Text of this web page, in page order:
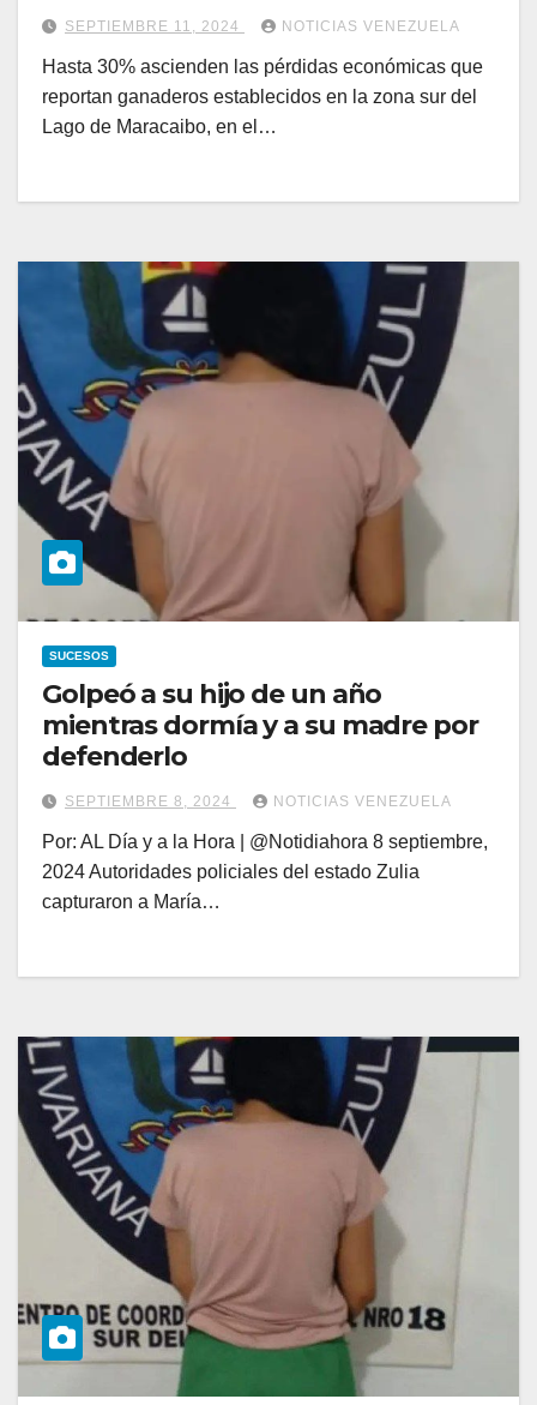
SEPTIEMBRE 11, 2024 NOTICIAS VENEZUELA
Hasta 30% ascienden las pérdidas económicas que
reportan ganaderos establecidos en la zona sur del
Lago de Maracaibo, en el…
SUCESOS
Golpeó a su hijo de un año
mientras dormía y a su madre por
defenderlo
SEPTIEMBRE 8, 2024 NOTICIAS VENEZUELA
Por: AL Día y a la Hora | @Notidiahora 8 septiembre,
2024 Autoridades policiales del estado Zulia
capturaron a María…